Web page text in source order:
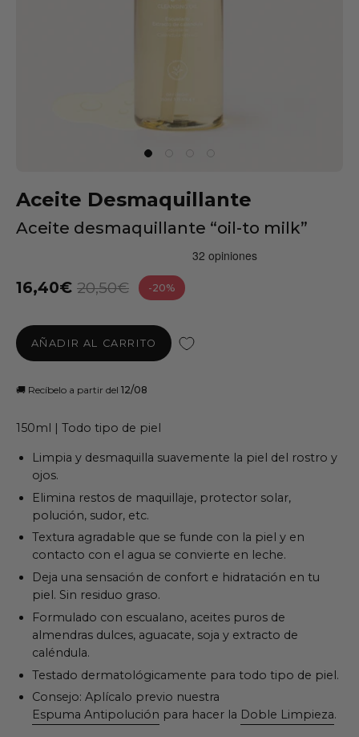
Aceite Desmaquillante
Aceite desmaquillante “oil-to milk”
16,40€ 20,50€ -20%
AÑADIR AL CARRITO
🚚 Recíbelo a partir del 12/08
150ml | Todo tipo de piel
Limpia y desmaquilla suavemente la piel del rostro y
ojos.
Elimina restos de maquillaje, protector solar,
polución, sudor, etc.
Textura agradable que se funde con la piel y en
contacto con el agua se convierte en leche.
Deja una sensación de confort e hidratación en tu
piel. Sin residuo graso.
Formulado con escualano, aceites puros de
almendras dulces, aguacate, soja y extracto de
caléndula.
Testado dermatológicamente para todo tipo de piel.
Consejo: Aplícalo previo nuestra
Espuma Antipolución para hacer la Doble Limpieza.